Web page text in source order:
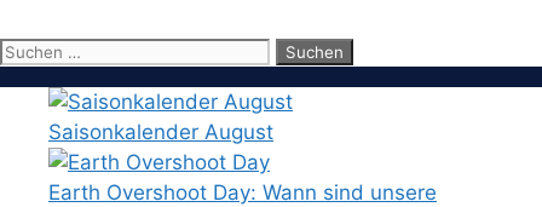
Suchen
Saisonkalender August
Earth Overshoot Day: Wann sind unsere